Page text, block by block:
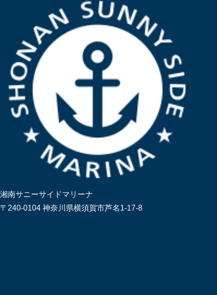
湘南サニーサイドマリーナ
〒240-0104 神奈川県横須賀市芦名1-17-8